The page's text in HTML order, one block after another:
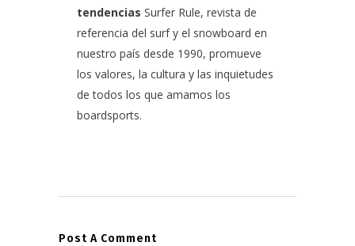
tendencias Surfer Rule, revista de
referencia del surf y el snowboard en
nuestro país desde 1990, promueve
los valores, la cultura y las inquietudes
de todos los que amamos los
boardsports.
Post A Comment